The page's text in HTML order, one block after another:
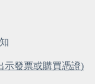
示發票或購買憑證)